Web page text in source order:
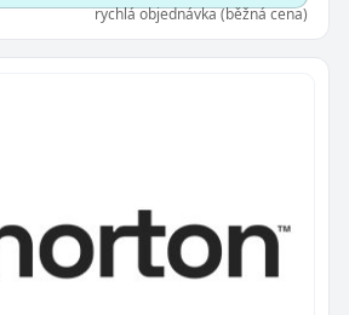
rychlá objednávka (běžná cena)